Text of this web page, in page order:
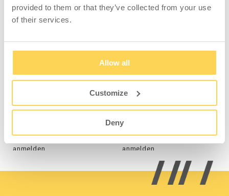
provided to them or that they’ve collected from your use
of their services.
Allow all
Customize
Deny
Erweiterungssektion
5-301-132
anmelden.
Regalsystem
Basissektion
5-300-132
anmelden.